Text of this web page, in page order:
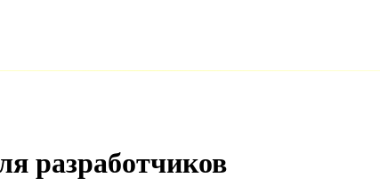
разработчиков